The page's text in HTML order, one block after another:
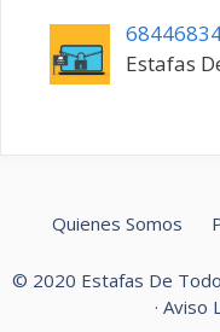
Estafas
Quienes Somos
© 2020 Estafas De
· Aviso